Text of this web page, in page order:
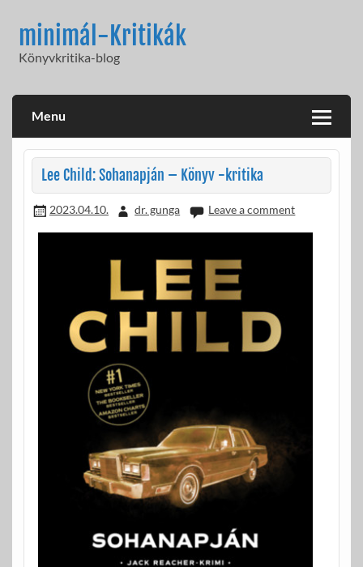
contentminimál-Kritikák
Könyvkritika-blog
Menu
Lee Child: Sohanapján – Könyv -kritika
2023.04.10. dr. gunga Leave a comment